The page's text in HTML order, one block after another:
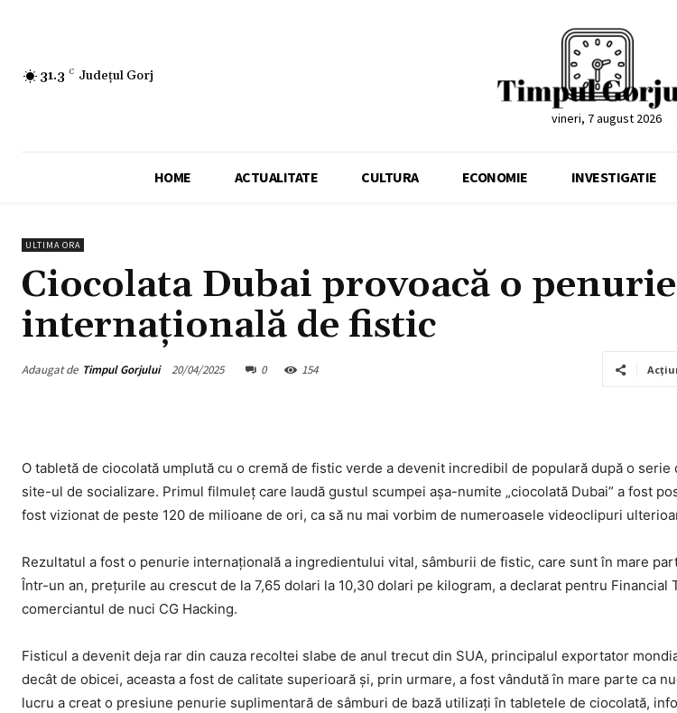
31.3 C Județul Gorj
vineri, 7 august 2026
HOME ACTUALITATE CULTURA ECONOMIE INVESTIGATIE
ULTIMA ORA
Ciocolata Dubai provoacă o penurie
internațională de fistic
Adaugat de Timpul Gorjului 20/04/2025 0 154
O tabletă de ciocolată umplută cu o cremă de fistic verde a devenit incredibil de populară după o
site-ul de socializare. Primul filmuleț care laudă gustul scumpei așa-numite „ciocolată Dubai” a fost
fost vizionat de peste 120 de milioane de ori, ca să nu mai vorbim de numeroasele videoclipuri
Rezultatul a fost o penurie internațională a ingredientului vital, sâmburii de fistic, care sunt în mare
Într-un an, prețurile au crescut de la 7,65 dolari la 10,30 dolari pe kilogram, a declarat pentru Financial
comerciantul de nuci CG Hacking.
Fisticul a devenit deja rar din cauza recoltei slabe de anul trecut din SUA, principalul exportator
decât de obicei, aceasta a fost de calitate superioară și, prin urmare, a fost vândută în mare parte ca
lucru a creat o presiune penurie suplimentară de sâmburi de bază utilizați în tabletele de ciocolată,